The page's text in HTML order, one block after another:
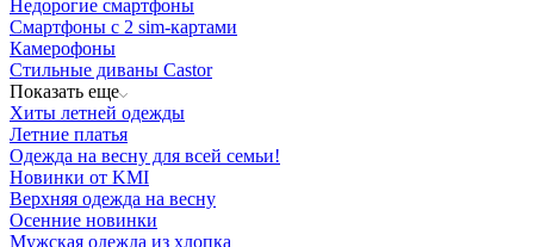
Недорогие смартфоны
Смартфоны с 2 sim-картами
Камерофоны
Стильные диваны Castor
Показать еще
Хиты летней одежды
Летние платья
Одежда на весну для всей семьи!
Новинки от KMI
Верхняя одежда на весну
Осенние новинки
Мужская одежда из хлопка